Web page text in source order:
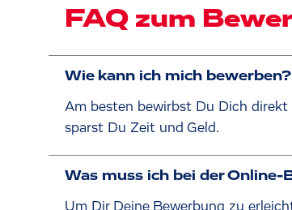
FAQ zum
Wie kann ich mich bewerben?
Am besten bewirbst Du Dich direkt
sparst Du Zeit und Geld.
Was muss ich bei der
Um Dir Deine Bewerbung zu